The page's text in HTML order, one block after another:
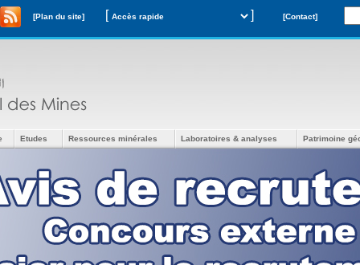
[Plan du site] [ ] [Contact]
Etudes Ressources minérales Laboratoires & analyses Patrimoine